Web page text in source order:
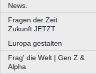
News.
Fragen der Zeit
Zukunft JETZT
Europa gestalten
Frag' die Welt | Gen Z &
Alpha